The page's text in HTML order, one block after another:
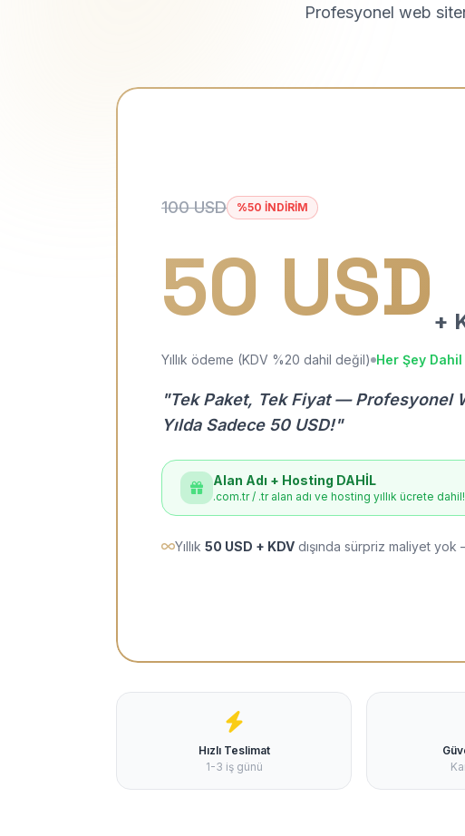
Profesyonel web
100 USD %50 İNDİRİM
50 USD +
Yıllık ödeme (KDV %20 dahil değil) Her Şey Dahil
"Tek Paket, Tek Fiyat — Profesyonel
Yılda Sadece 50 USD!"
Alan Adı + Hosting DAHİL
.com.tr / .tr alan adı ve hosting yıllık ücrete dahil!
Yıllık 50 USD + KDV dışında sürpriz maliyet
Hızlı Teslimat
1-3 iş günü